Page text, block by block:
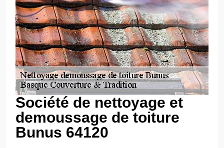
Société de nettoyage et
demoussage de toiture
Bunus 64120